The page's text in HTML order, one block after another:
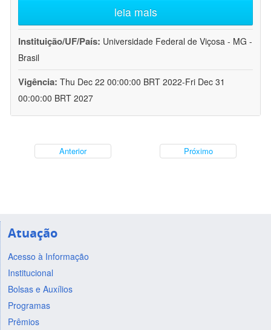
leia mais
Instituição/UF/País: Universidade Federal de Viçosa - MG -
Brasil
Vigência: Thu Dec 22 00:00:00 BRT 2022-Fri Dec 31
00:00:00 BRT 2027
Anterior Próximo
Atuação
Acesso à Informação
Institucional
Bolsas e Auxílios
Programas
Prêmios